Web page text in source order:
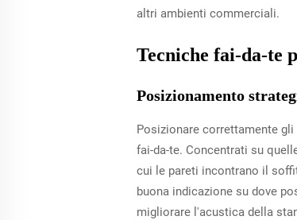
altri ambienti commerciali.
Tecniche fai-da-te
Posizionamento
Posizionare correttamente
fai-da-te. Concentrati su
cui le pareti incontrano il
buona indicazione su dove
migliorare l'acustica della